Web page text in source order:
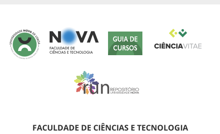
FACULDADE DE CIÊNCIAS E TECNOLOGIA